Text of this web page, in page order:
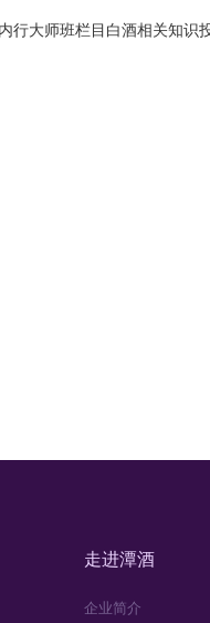
行大师班栏目白酒相关知识
走进潭酒
企业简介